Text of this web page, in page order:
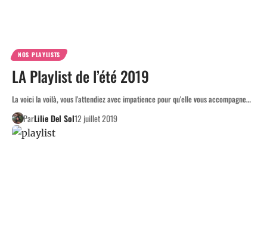
NOS PLAYLISTS
LA Playlist de l’été 2019
La voici la voilà, vous l'attendiez avec impatience pour qu'elle vous accompagne…
ParLilie Del Sol12 juillet 2019